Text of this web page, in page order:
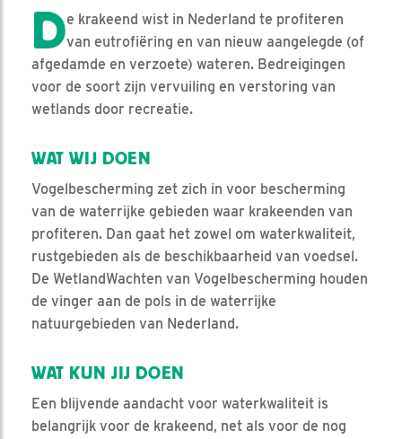
De krakeend wist in Nederland te profiteren
van eutrofiëring en van nieuw aangelegde (of
afgedamde en verzoete) wateren. Bedreigingen
voor de soort zijn vervuiling en verstoring van
wetlands door recreatie.
WAT WIJ DOEN
Vogelbescherming zet zich in voor bescherming
van de waterrijke gebieden waar krakeenden van
profiteren. Dan gaat het zowel om waterkwaliteit,
rustgebieden als de beschikbaarheid van voedsel.
De WetlandWachten van Vogelbescherming houden
de vinger aan de pols in de waterrijke
natuurgebieden van Nederland.
WAT KUN JIJ DOEN
Een blijvende aandacht voor waterkwaliteit is
belangrijk voor de krakeend, net als voor de nog